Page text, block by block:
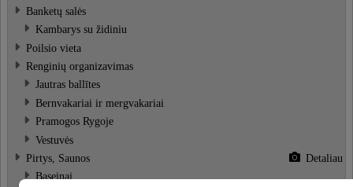
Banketų salės
Kambarys su židiniu
Poilsio vieta
Renginių organizavimas
Jautras ballītes
Bernvakariai ir mergvakariai
Pramogos Rygoje
Vestuvės
Pirtys, Saunos
Detaliau
Baseinai